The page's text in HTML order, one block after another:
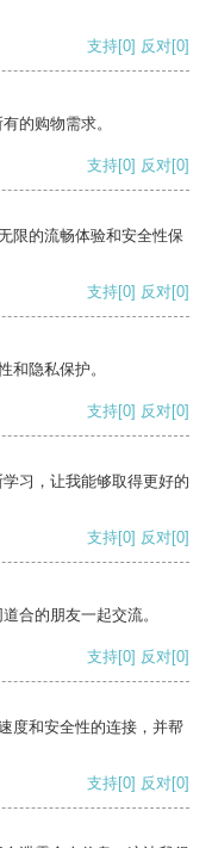
支持[0] 反对[0]
的购物需求。
支持[0] 反对[0]
限的流畅体验和安全性保
支持[0] 反对[0]
和隐私保护。
支持[0] 反对[0]
习，让我能够取得更好的
支持[0] 反对[0]
合的朋友一起交流。
支持[0] 反对[0]
度和安全性的连接，并帮
支持[0] 反对[0]